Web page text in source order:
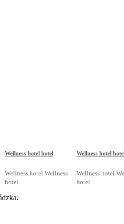
Wellness hotel hotel
Wellness hotel Wellness
hotel
Wellness hotel
Wellness hotel
hotel